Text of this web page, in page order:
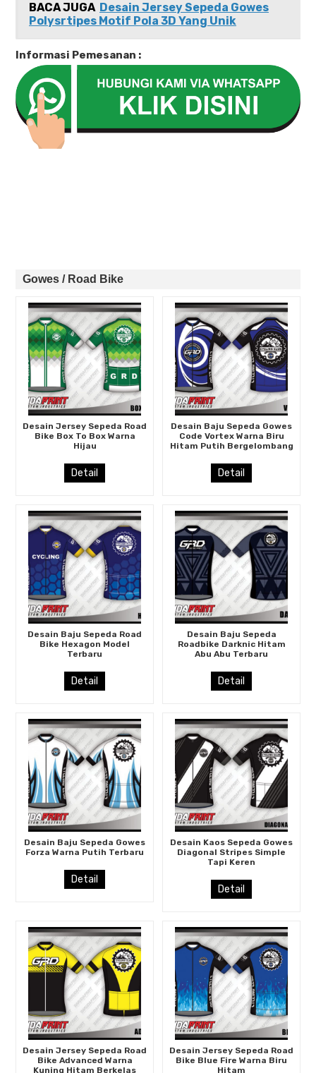
BACA JUGA Desain Jersey Sepeda Gowes
Polysrtipes Motif Pola 3D Yang Unik
Informasi Pemesanan :
Gowes / Road Bike
Desain Jersey Sepeda Road
Bike Box To Box Warna
Hijau
Detail
Desain Baju Sepeda Gowes
Code Vortex Warna Biru
Hitam Putih Bergelombang
Detail
Desain Baju Sepeda Road
Bike Hexagon Model
Terbaru
Detail
Desain Baju Sepeda
Roadbike Darknic Hitam
Abu Abu Terbaru
Detail
Desain Baju Sepeda Gowes
Forza Warna Putih Terbaru
Detail
Desain Kaos Sepeda Gowes
Diagonal Stripes Simple
Tapi Keren
Detail
Desain Jersey Sepeda Road
Bike Advanced Warna
Kuning Hitam Berkelas
Desain Jersey Sepeda Road
Bike Blue Fire Warna Biru
Hitam